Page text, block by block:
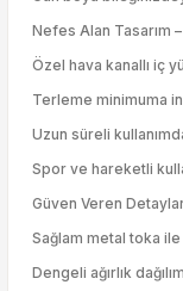
Nefes Alan Tasarım
Özel hava kanallı iç
Terleme minimuma
Uzun süreli
Spor ve hareketli
Güven Veren
Sağlam metal toka
Dengeli ağırlık